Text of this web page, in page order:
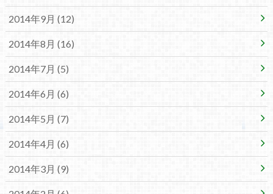
2014年9月 (12)
2014年8月 (16)
2014年7月 (5)
2014年6月 (6)
2014年5月 (7)
2014年4月 (6)
2014年3月 (9)